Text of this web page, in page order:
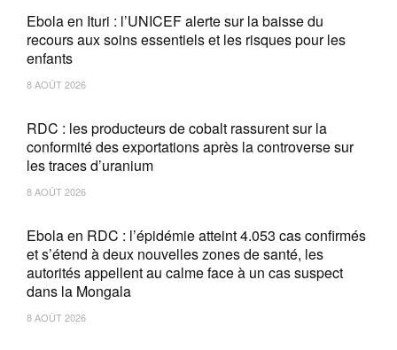
Ebola en Ituri : l’UNICEF alerte sur la baisse du
recours aux soins essentiels et les risques pour les
enfants
8 AOÛT 2026
RDC : les producteurs de cobalt rassurent sur la
conformité des exportations après la controverse sur
les traces d’uranium
8 AOÛT 2026
Ebola en RDC : l’épidémie atteint 4.053 cas confirmés
et s’étend à deux nouvelles zones de santé, les
autorités appellent au calme face à un cas suspect
dans la Mongala
8 AOÛT 2026